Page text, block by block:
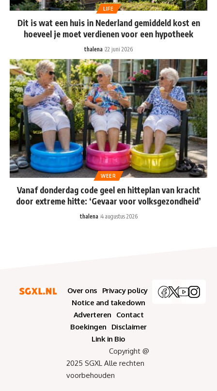
LIFE
Dit is wat een huis in Nederland gemiddeld kost en
hoeveel je moet verdienen voor een hypotheek
thalena 22 juni 2026
WEER
Vanaf donderdag code geel en hitteplan van kracht
door extreme hitte: ‘Gevaar voor volksgezondheid’
thalena 4 augustus 2026
Over ons
Privacy policy
Notice and takedown
Adverteren
Contact
Boekingen
Disclaimer
Link in Bio
Copyright @
2025 SGXL Alle rechten
voorbehouden